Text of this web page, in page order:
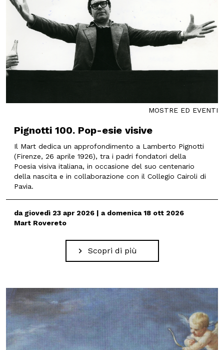
MOSTRE ED EVENTI
Pignotti 100. Pop-esie visive
Il Mart dedica un approfondimento a Lamberto Pignotti
(Firenze, 26 aprile 1926), tra i padri fondatori della
Poesia visiva italiana, in occasione del suo centenario
della nascita e in collaborazione con il Collegio Cairoli di
Pavia.
da giovedì 23 apr 2026 | a domenica 18 ott 2026
Mart Rovereto
Scopri di più